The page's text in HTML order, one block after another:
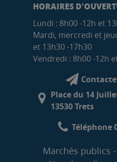
HORAIRES
Lundi : 8h00 -12h et
Mardi, mercredi et
et 13h30 -17h30
Vendredi : 8h00 -12h
Place du 14
13530 Trets
Téléphone
Marchés publics